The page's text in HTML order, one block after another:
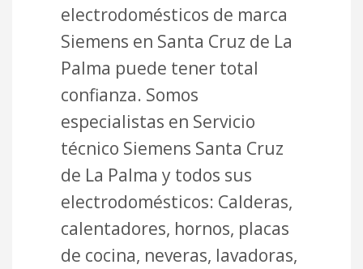
electrodomésticos de marca
Siemens en Santa Cruz de La
Palma puede tener total
confianza. Somos
especialistas en Servicio
técnico Siemens Santa Cruz
de La Palma y todos sus
electrodomésticos: Calderas,
calentadores, hornos, placas
de cocina, neveras, lavadoras,